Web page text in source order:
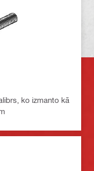
ko izmanto kā